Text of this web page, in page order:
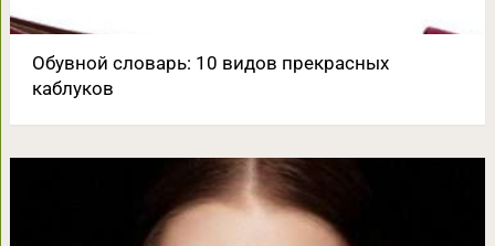
Обувной словарь: 10 видов прекрасных
каблуков